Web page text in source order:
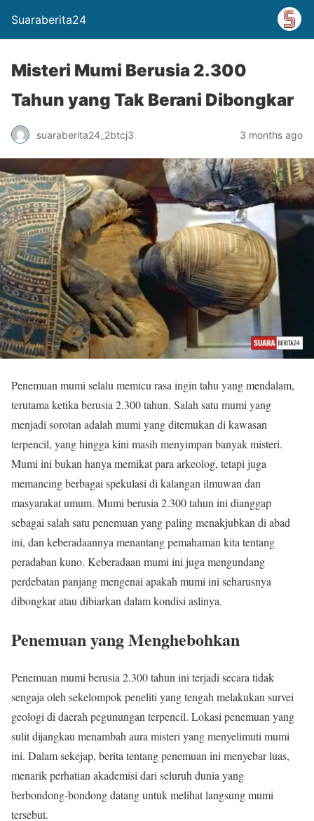
Suaraberita24
Misteri Mumi Berusia 2.300
Tahun yang Tak Berani Dibongkar
suaraberita24_2btcj3 3 months ago
Penemuan mumi selalu memicu rasa ingin tahu yang mendalam,
terutama ketika berusia 2.300 tahun. Salah satu mumi yang
menjadi sorotan adalah mumi yang ditemukan di kawasan
terpencil, yang hingga kini masih menyimpan banyak misteri.
Mumi ini bukan hanya memikat para arkeolog, tetapi juga
memancing berbagai spekulasi di kalangan ilmuwan dan
masyarakat umum. Mumi berusia 2.300 tahun ini dianggap
sebagai salah satu penemuan yang paling menakjubkan di abad
ini, dan keberadaannya menantang pemahaman kita tentang
peradaban kuno. Keberadaan mumi ini juga mengundang
perdebatan panjang mengenai apakah mumi ini seharusnya
dibongkar atau dibiarkan dalam kondisi aslinya.
Penemuan yang Menghebohkan
Penemuan mumi berusia 2.300 tahun ini terjadi secara tidak
sengaja oleh sekelompok peneliti yang tengah melakukan survei
geologi di daerah pegunungan terpencil. Lokasi penemuan yang
sulit dijangkau menambah aura misteri yang menyelimuti mumi
ini. Dalam sekejap, berita tentang penemuan ini menyebar luas,
menarik perhatian akademisi dari seluruh dunia yang
berbondong-bondong datang untuk melihat langsung mumi
tersebut.